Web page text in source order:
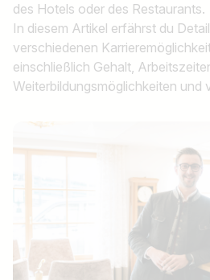
des Hotels oder des Restaurants.
In diesem Artikel erfährst du
verschiedenen
einschließlich Gehalt,
Weiterbildungsmöglichkeiten und